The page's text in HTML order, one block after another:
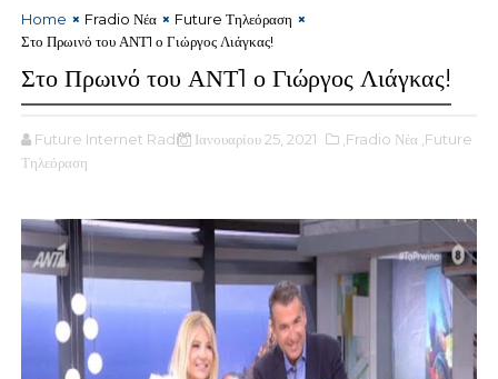
Home Fradio Νέα
Future Τηλεόραση
Στο Πρωινό του ΑΝΤ1 ο Γιώργος Λιάγκας!
Στο Πρωινό του ΑΝΤ1 ο Γιώργος Λιάγκας!
Future Internet Radio Ιανουαρίου 25, 2021 ,Fradio Νέα ,Future
Τηλεόραση